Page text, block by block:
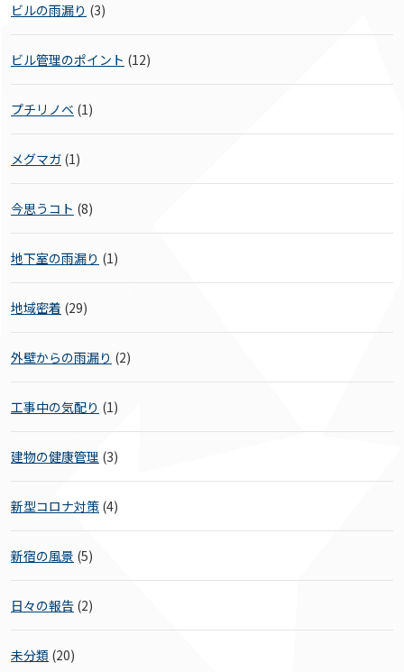
ビルの雨漏り (3)
ビル管理のポイント (12)
プチリノベ (1)
メグマガ (1)
今思うコト (8)
地下室の雨漏り (1)
地域密着 (29)
外壁からの雨漏り (2)
工事中の気配り (1)
建物の健康管理 (3)
新型コロナ対策 (4)
新宿の風景 (5)
日々の報告 (2)
未分類 (20)